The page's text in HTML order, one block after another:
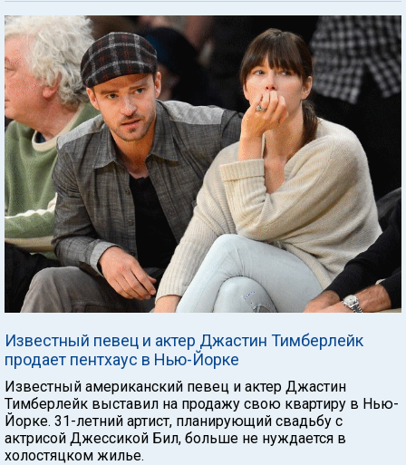
Известный певец и актер Джастин Тимберлейк
продает пентхаус в Нью-Йорке
Известный американский певец и актер Джастин
Тимберлейк выставил на продажу свою квартиру в Нью-
Йорке. 31-летний артист, планирующий свадьбу с
актрисой Джессикой Бил, больше не нуждается в
холостяцком жилье.